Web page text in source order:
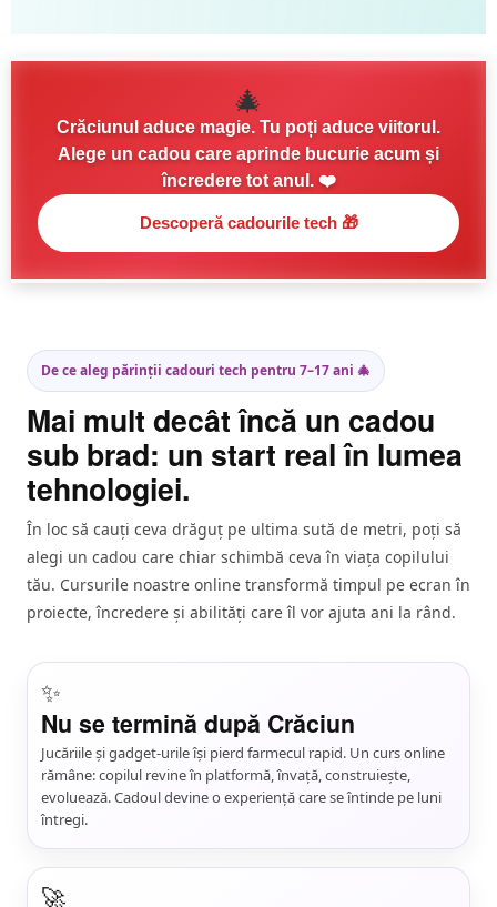
🎄
Crăciunul aduce magie. Tu poți aduce viitorul.
Alege un cadou care aprinde bucurie acum și
încredere tot anul. ❤️
Descoperă cadourile tech 🎁
De ce aleg părinții cadouri tech pentru 7–17 ani 🎄
Mai mult decât încă un cadou
sub brad: un start real în lumea
tehnologiei.
În loc să cauți ceva drăguț pe ultima sută de metri, poți să
alegi un cadou care chiar schimbă ceva în viața copilului
tău. Cursurile noastre online transformă timpul pe ecran în
proiecte, încredere și abilități care îl vor ajuta ani la rând.
✨
Nu se termină după Crăciun
Jucăriile și gadget-urile își pierd farmecul rapid. Un curs online
rămâne: copilul revine în platformă, învață, construiește,
evoluează. Cadoul devine o experiență care se întinde pe luni
întregi.
🚀